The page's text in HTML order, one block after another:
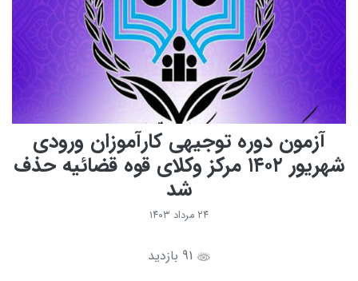
آزمون دوره توجیهی کارآموزان ورودی
شهریور ۱۴۰۲ مرکز وکلای قوه قضائیه حذف
شد
۲۴ مرداد ۱۴۰۳